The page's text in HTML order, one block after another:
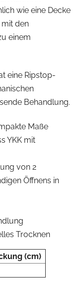
wie eine Decke
mit den
einem
eine Ripstop-
Behandlung.
Maße
YKK mit
von 2
Öffnens in
Trocknen
(cm)